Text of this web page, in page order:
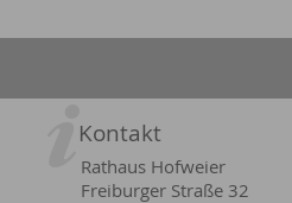
Kontakt
Rathaus Hofweier
Freiburger Straße 32